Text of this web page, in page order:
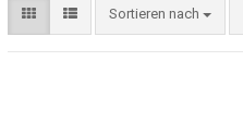
Sortieren nach